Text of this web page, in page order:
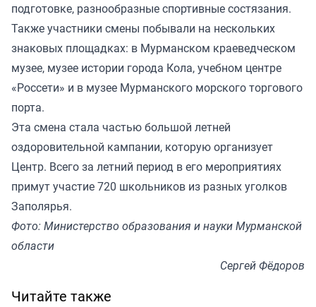
подготовке, разнообразные спортивные состязания.
Также участники смены побывали на нескольких
знаковых площадках: в Мурманском краеведческом
музее, музее истории города Кола, учебном центре
«Россети» и в музее Мурманского морского торгового
порта.
Эта смена стала частью большой летней
оздоровительной кампании, которую организует
Центр. Всего за летний период в его мероприятиях
примут участие 720 школьников из разных уголков
Заполярья.
Фото: Министерство образования и науки Мурманской
области
Сергей Фёдоров
Читайте также